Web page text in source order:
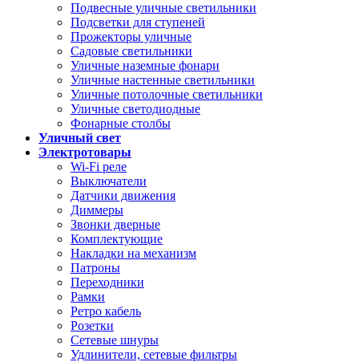
Подвесные уличные светильники
Подсветки для ступеней
Прожекторы уличные
Садовые светильники
Уличные наземные фонари
Уличные настенные светильники
Уличные потолочные светильники
Уличные светодиодные
Фонарные столбы
Уличный свет
Электротовары
Wi-Fi реле
Выключатели
Датчики движения
Диммеры
Звонки дверные
Комплектующие
Накладки на механизм
Патроны
Переходники
Рамки
Ретро кабель
Розетки
Сетевые шнуры
Удлинители, сетевые фильтры